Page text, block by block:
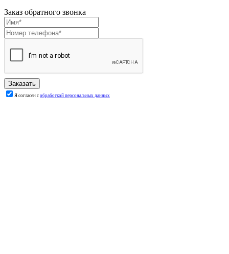
Заказ обратного звонка
Я согласен с обработкой персональных данных